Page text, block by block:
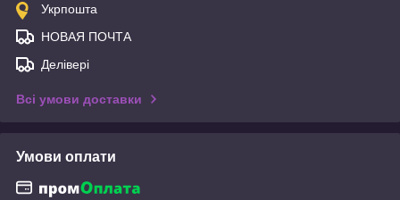
Укрпошта
НОВАЯ ПОЧТА
Делівері
Всі умови доставки
Умови оплати